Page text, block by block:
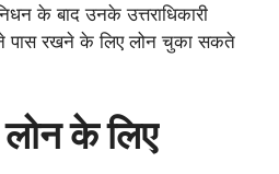
के बाद उनके उत्तराधिकारी
पास रखने के लिए लोन चुका सकते
लोन के लिए